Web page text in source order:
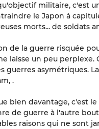
militaire, c'est
le Japon à
morts... de soldats
de la guerre risquée
laisse un peu perplexe.
guerres asymétriques.
.
bien davantage, c'est le
de guerre à l'autre
raisons qui ne sont